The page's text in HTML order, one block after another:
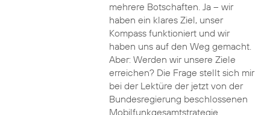
mehrere Botschaften. Ja – wir
haben ein klares Ziel, unser
Kompass funktioniert und wir
haben uns auf den Weg gemacht.
Aber: Werden wir unsere Ziele
erreichen? Die Frage stellt sich mir
bei der Lektüre der jetzt von der
Bundesregierung beschlossenen
Mobilfunkgesamtstrategie.